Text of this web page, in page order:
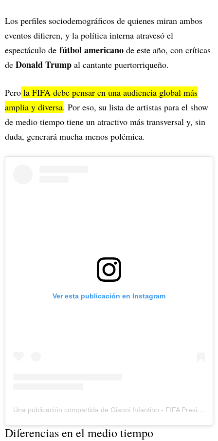
Los perfiles sociodemográficos de quienes miran ambos
eventos difieren, y la política interna atravesó el
espectáculo de fútbol americano de este año, con críticas
de Donald Trump al cantante puertorriqueño.
Pero la FIFA debe pensar en una audiencia global más
amplia y diversa. Por eso, su lista de artistas para el show
de medio tiempo tiene un atractivo más transversal y, sin
duda, generará mucha menos polémica.
Ver esta publicación en Instagram
Una publicación compartida de Gianni Infantino - FIFA President (@gianni_infantino)
Diferencias en el medio tiempo